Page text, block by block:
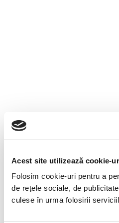
Acest site utilizează cookie-
Folosim cookie-uri pentru a
de rețele sociale, de
culese în urma folosirii